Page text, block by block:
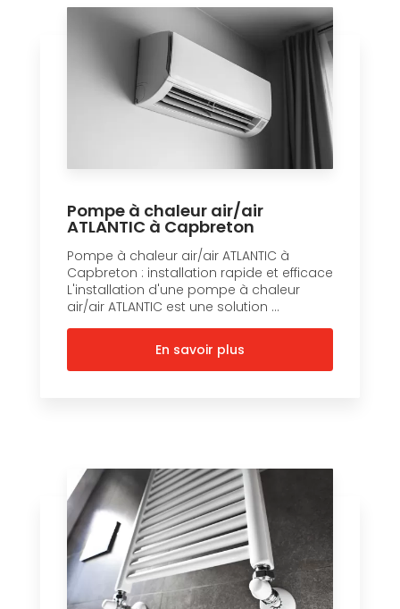
Pompe à chaleur air/air
ATLANTIC à Capbreton
Pompe à chaleur air/air ATLANTIC à
Capbreton : installation rapide et efficace
L'installation d'une pompe à chaleur
air/air ATLANTIC est une solution ...
En savoir plus